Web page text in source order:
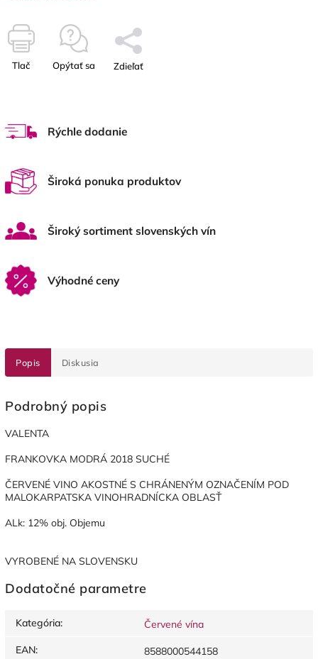
Tlač Opýtať sa Zdieľať
Rýchle dodanie
Široká ponuka produktov
Široký sortiment slovenských vín
Výhodné ceny
Popis Diskusia
Podrobný popis
VALENTA
FRANKOVKA MODRÁ 2018 SUCHÉ
ČERVENÉ VINO AKOSTNÉ S CHRÁNENÝM OZNAČENÍM POD
MALOKARPATSKA VINOHRADNÍCKA OBLASŤ
ALk: 12% obj. Objemu
VYROBENÉ NA SLOVENSKU
Dodatočné parametre
Kategória:
Červené vína
EAN: 8588000544158